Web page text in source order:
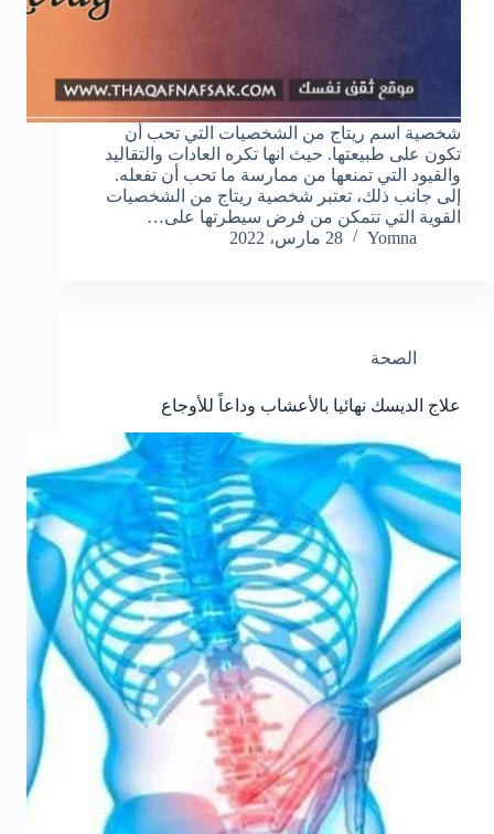
شخصية اسم ريتاج من الشخصيات التي تحب أن
تكون على طبيعتها. حيث انها تكره العادات والتقاليد
والقيود التي تمنعها من ممارسة ما تحب أن تفعله.
إلى جانب ذلك، تعتبر شخصية ريتاج من الشخصيات
القوية التي تتمكن من فرض سيطرتها على…
Yomna
28 مارس، 2022
الصحة
علاج الديسك نهائيا بالأعشاب وداعاً للأوجاع